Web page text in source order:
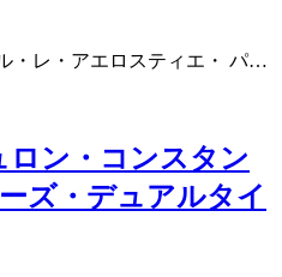
・レ・アエロスティエ・ パ…
ロン・コンスタン
ズ・デュアルタイ